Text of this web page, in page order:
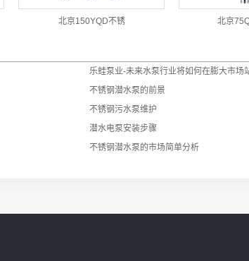
北京150YQD不锈 北京
乐蛙泵业-未来水泵行业将如何在膨大市场
不锈钢潜水泵的前景
不锈钢污水泵维护
潜水电泵安装步骤
不锈钢潜水泵的市场简单分析